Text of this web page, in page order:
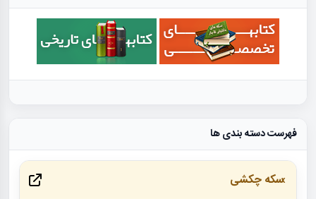
فهرست دسته بندی ها
سکه چکشی